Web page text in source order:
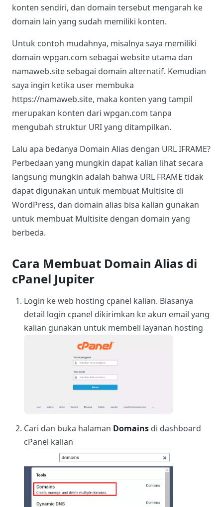
konten sendiri, dan domain tersebut mengarah ke
domain lain yang sudah memiliki konten.
Untuk contoh mudahnya, misalnya saya memiliki
domain wpgan.com sebagai website utama dan
namaweb.site sebagai domain alternatif. Kemudian
saya ingin ketika user membuka
https://namaweb.site, maka konten yang tampil
merupakan konten dari wpgan.com tanpa
mengubah struktur URI yang ditampilkan.
Lalu apa bedanya Domain Alias dengan URL IFRAME?
Perbedaan yang mungkin dapat kalian lihat secara
langsung mungkin adalah bahwa URL FRAME tidak
dapat digunakan untuk membuat Multisite di
WordPress, dan domain alias bisa kalian gunakan
untuk membuat Multisite dengan domain yang
berbeda.
Cara Membuat Domain Alias di
cPanel Jupiter
Login ke web hosting cpanel kalian. Biasanya
detail login cpanel dikirimkan ke akun email yang
kalian gunakan untuk membeli layanan hosting
Cari dan buka halaman Domains di dashboard
cPanel kalian